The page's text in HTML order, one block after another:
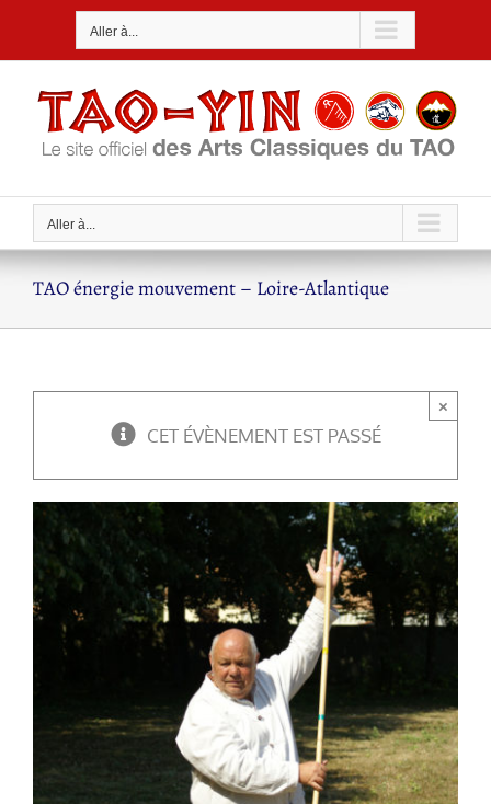
Aller à...
Aller à...
TAO énergie mouvement – Loire-Atlantique
CET ÉVÈNEMENT EST PASSÉ
×